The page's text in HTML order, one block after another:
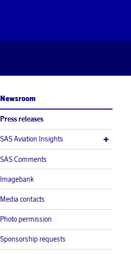
Newsroom
Press releases
SAS Aviation Insights
SAS Comments
Imagebank
Media contacts
Photo permission
Sponsorship requests